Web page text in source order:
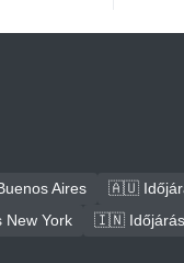
Aires
🇦🇺
York 🇮🇳 Időjárás